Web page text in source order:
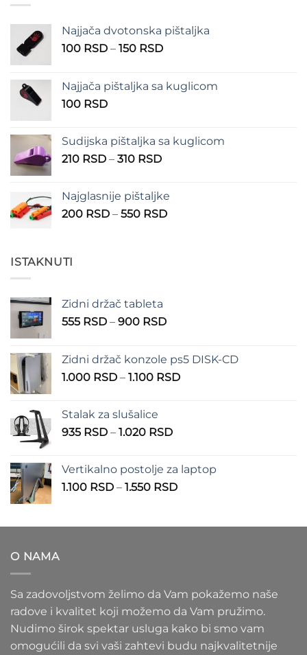
Najjača dvotonska pištaljka
100 RSD – 150 RSDRaspon
100 RSD
Najjača pištaljka sa kuglicom
100 RSD
Sudijska pištaljka sa kuglicom
210 RSD – 310 RSDRaspon
210 RSD
do
Najglasnije pištaljke
200 RSD – 550 RSDRaspon
ISTAKNUTI
Zidni držač tableta
555 RSD – 900 RSDRaspon
555 RSD
do
Zidni držač konzole ps5 DISK-CD
1.000 RSD – 1.100 RSDRaspon
Stalak za slušalice
935 RSD – 1.020 RSDRaspon
935 RSD
do
Vertikalno postolje za laptop
1.100 RSD – 1.550 RSDRaspon
1.100 RSD
O NAMA
Sa zadovoljstvom želimo da Vam pokažemo naše
radove i kvalitet koji možemo da Vam pružimo.
Nudimo širok spektar usluga kako bi smo vam
omogućili da svi vaši zahtevi budu najkvalitetnije